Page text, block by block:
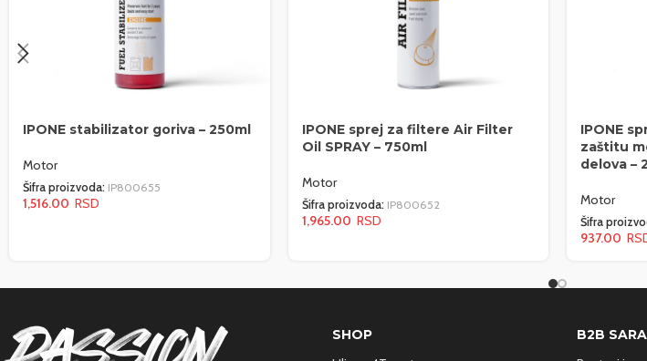
IPONE stabilizator goriva – 250ml
Motor
Šifra proizvoda: IP800655
1,516.00
IPONE sprej za filtere Air Filter
Oil SPRAY – 750ml
Motor
Šifra proizvoda: IP800652
1,965.00
IPONE
zaštitu
delova –
Motor
Šifra
937.00
SHOP
B2B